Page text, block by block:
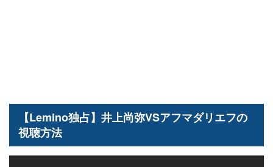
【Lemino独占】井上尚弥VSアフマダリエフの
視聴方法